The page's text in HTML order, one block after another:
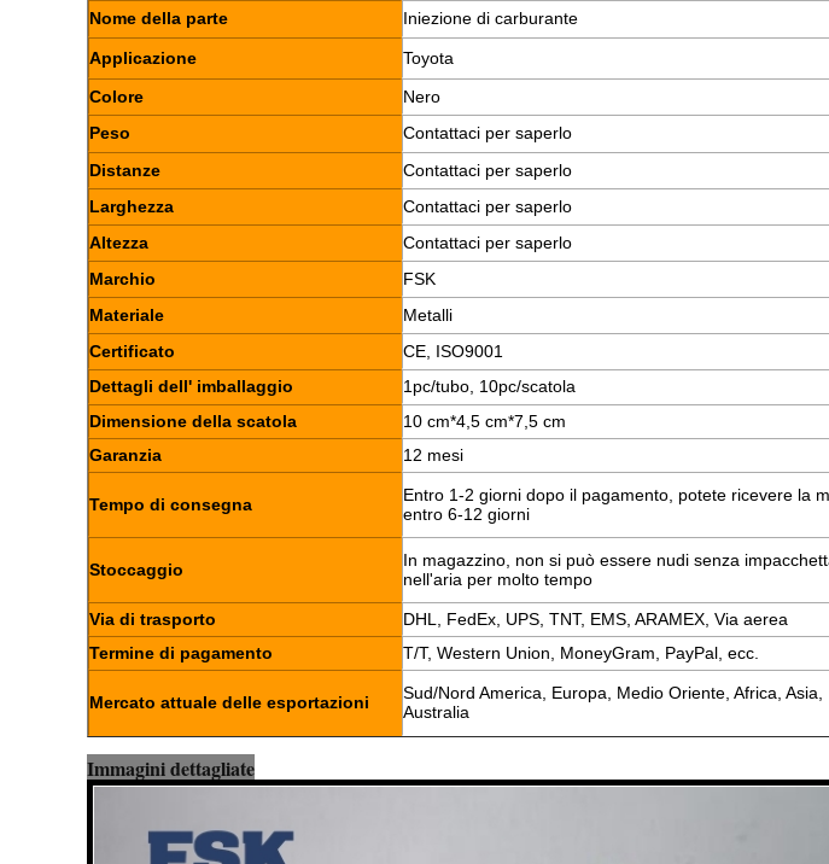
Nome della parte Iniezione di carburante
Applicazione
Toyota
Colore
Nero
Peso
Contattaci per saperlo
Distanze
Contattaci per saperlo
Larghezza
Contattaci per saperlo
Altezza
Contattaci per saperlo
Marchio
FSK
Materiale
Metalli
Certificato
CE, ISO9001
Dettagli dell' imballaggio
1pc/tubo, 10pc/scatola
Dimensione della scatola
10 cm*4,5 cm*7,5 cm
Garanzia
12 mesi
Tempo di consegna
Entro 1-2 giorni dopo il pagamento, potete ricevere la
entro 6-12 giorni
Stoccaggio
In magazzino, non si può essere nudi senza
nell'aria per molto tempo
Via di trasporto
DHL, FedEx, UPS, TNT, EMS, ARAMEX, Via aerea
Termine di pagamento
T/T, Western Union, MoneyGram, PayPal, ecc.
Mercato attuale delle esportazioni
Sud/Nord America, Europa, Medio Oriente, Africa, Asia,
Australia
Immagini dettagliate